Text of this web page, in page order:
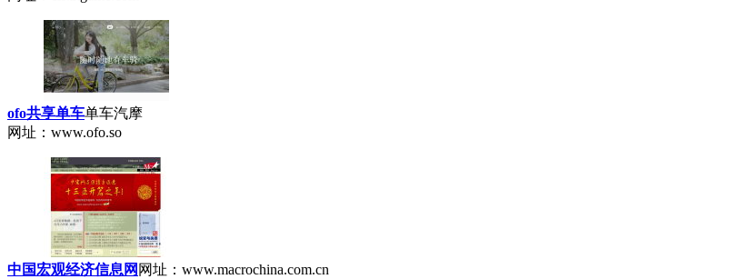
ofo共享单车单车汽摩
网址：www.ofo.so
中国宏观经济信息网 网址：www.macrochina.com.cn